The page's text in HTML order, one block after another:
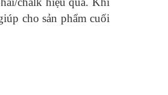
cho sản phẩm cuối